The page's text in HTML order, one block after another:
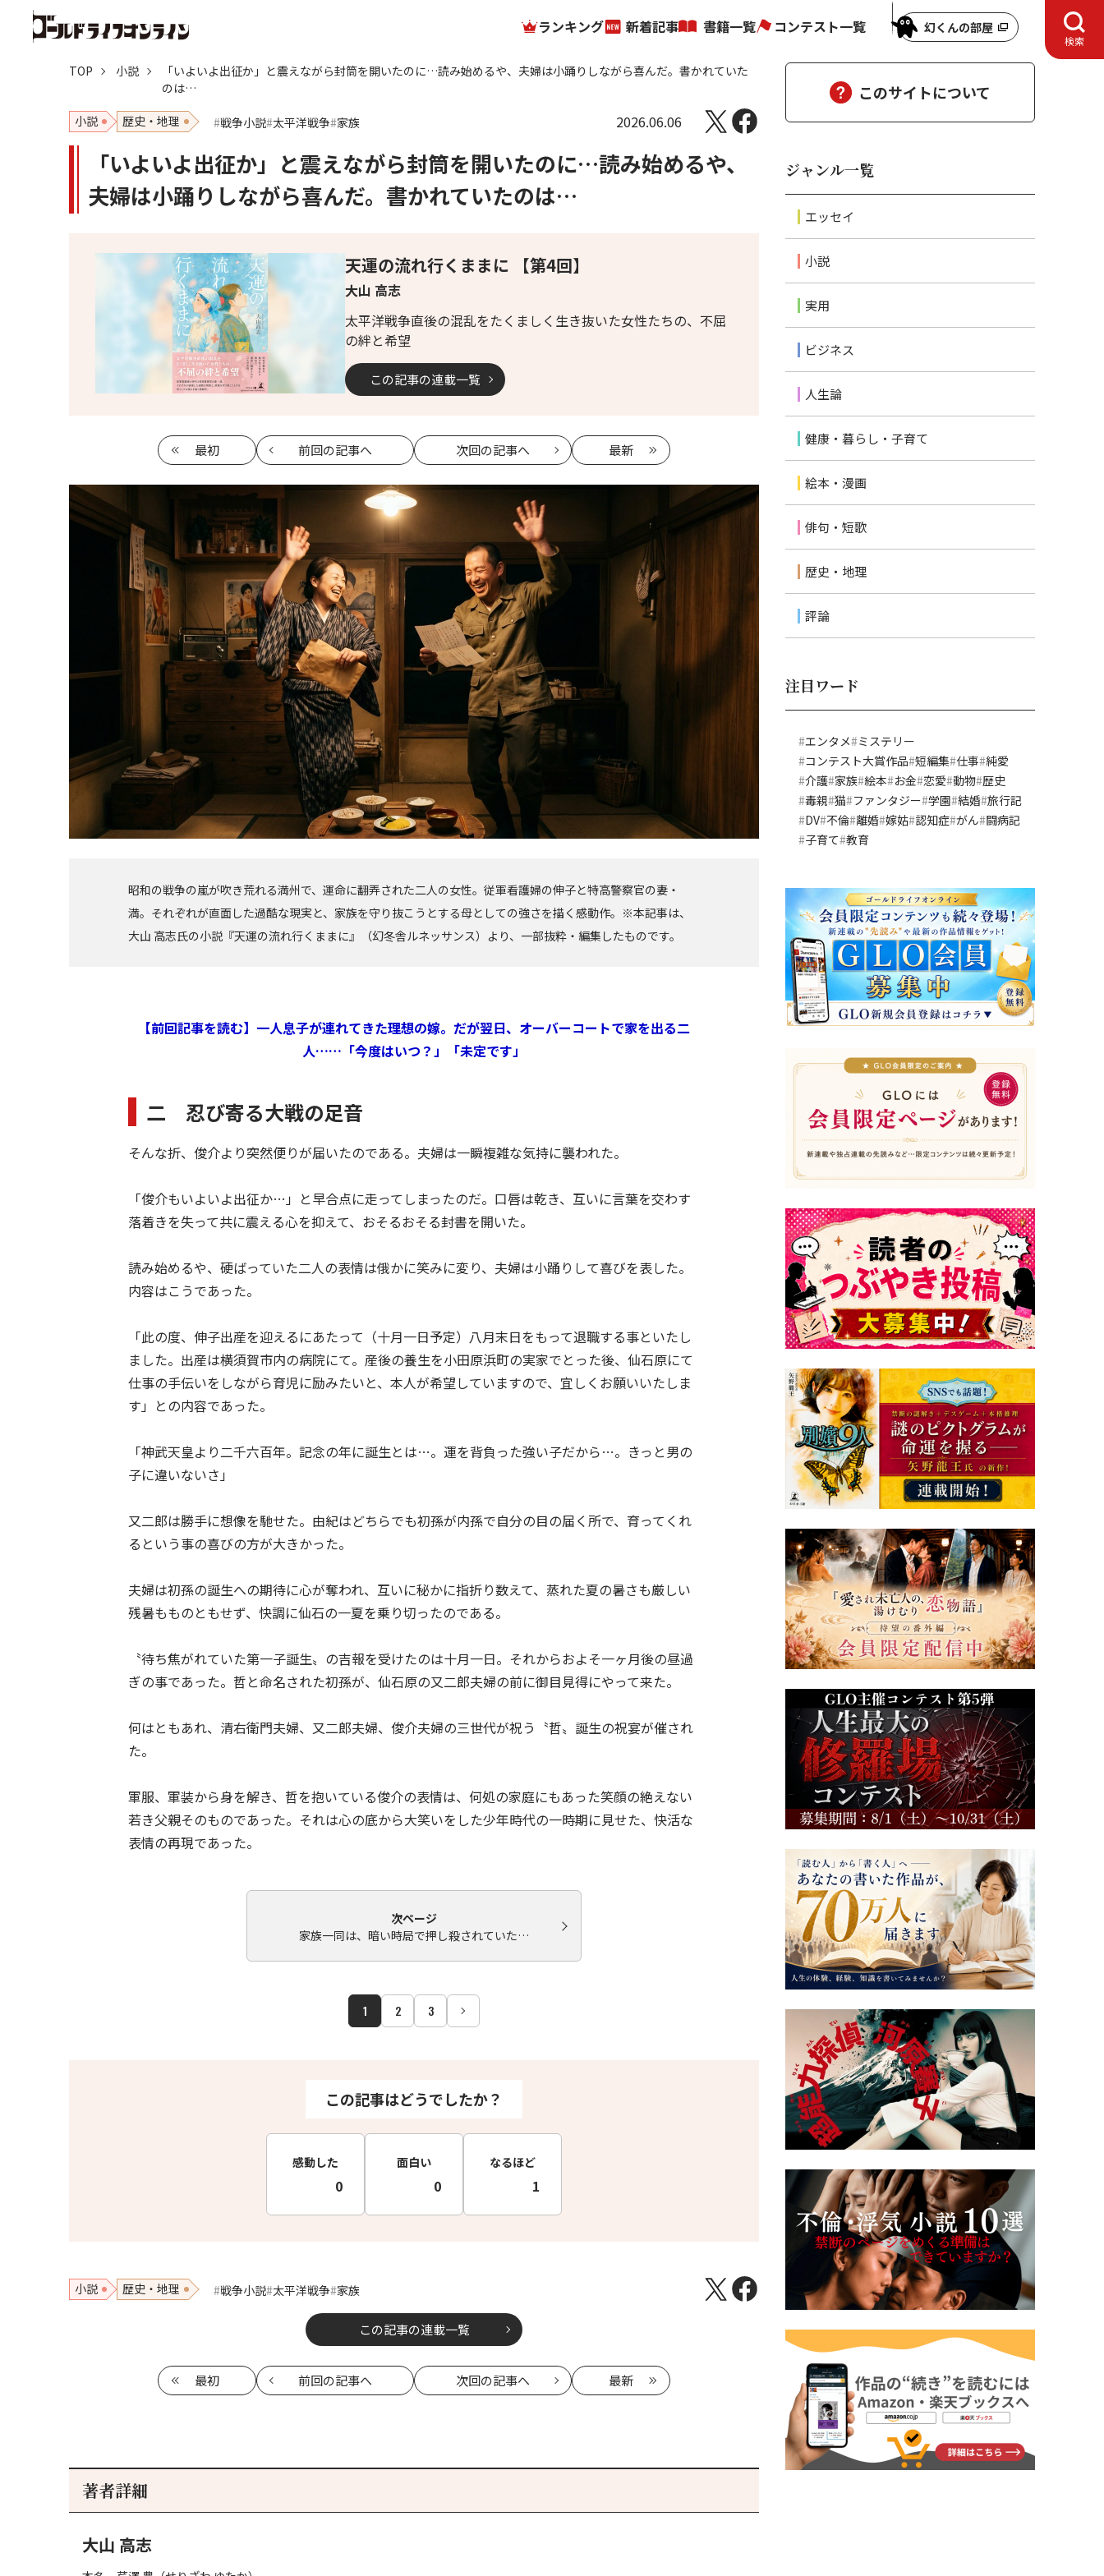
ランキング 新着記事 書籍一覧 コンテスト一覧 幻くんの部屋
検索
TOP 小説
「いよいよ出征か」と震えながら封筒を開いたのに…読み始めるや、夫婦は小踊りしながら喜んだ。書かれていた
のは…
小説
歴史・地理 戦争小説 太平洋戦争 家族 2026.06.06
「いよいよ出征か」と震えながら封筒を開いたのに…読み始めるや、
夫婦は小踊りしながら喜んだ。書かれていたのは…
天運の流れ行くままに 【第4回】
大山 高志
太平洋戦争直後の混乱をたくましく生き抜いた女性たちの、不屈
の絆と希望
この記事の連載一覧
最初 前回の記事へ 次回の記事へ 最新
昭和の戦争の嵐が吹き荒れる満州で、運命に翻弄された二人の女性。従軍看護婦の伸子と特高警察官の妻・
満。それぞれが直面した過酷な現実と、家族を守り抜こうとする母としての強さを描く感動作。※本記事は、
大山 高志氏の小説『天運の流れ行くままに』（幻冬舎ルネッサンス）より、一部抜粋・編集したものです。
【前回記事を読む】一人息子が連れてきた理想の嫁。だが翌日、オーバーコートで家を出る二
人……「今度はいつ？」「未定です」
二 忍び寄る大戦の足音
そんな折、俊介より突然便りが届いたのである。夫婦は一瞬複雑な気持に襲われた。
「俊介もいよいよ出征か…」と早合点に走ってしまったのだ。口唇は乾き、互いに言葉を交わす
落着きを失って共に震える心を抑えて、おそるおそる封書を開いた。
読み始めるや、硬ばっていた二人の表情は俄かに笑みに変り、夫婦は小踊りして喜びを表した。
内容はこうであった。
「此の度、伸子出産を迎えるにあたって（十月一日予定）八月末日をもって退職する事といたし
ました。出産は横須賀市内の病院にて。産後の養生を小田原浜町の実家でとった後、仙石原にて
仕事の手伝いをしながら育児に励みたいと、本人が希望していますので、宜しくお願いいたしま
す」との内容であった。
「神武天皇より二千六百年。記念の年に誕生とは…。運を背負った強い子だから…。きっと男の
子に違いないさ」
又二郎は勝手に想像を馳せた。由紀はどちらでも初孫が内孫で自分の目の届く所で、育ってくれ
るという事の喜びの方が大きかった。
夫婦は初孫の誕生への期待に心が奪われ、互いに秘かに指折り数えて、蒸れた夏の暑さも厳しい
残暑もものともせず、快調に仙石の一夏を乗り切ったのである。
〝待ち焦がれていた第一子誕生〟の吉報を受けたのは十月一日。それからおよそ一ヶ月後の昼過
ぎの事であった。哲と命名された初孫が、仙石原の又二郎夫婦の前に御目見得にやって来た。
何はともあれ、清右衛門夫婦、又二郎夫婦、俊介夫婦の三世代が祝う〝哲〟誕生の祝宴が催され
た。
軍服、軍装から身を解き、哲を抱いている俊介の表情は、何処の家庭にもあった笑顔の絶えない
若き父親そのものであった。それは心の底から大笑いをした少年時代の一時期に見せた、快活な
表情の再現であった。
次ページ
家族一同は、暗い時局で押し殺されていた…
1 2 3
この記事はどうでしたか？
感動した
0
面白い
0
なるほど
1
小説 歴史・地理 戦争小説 太平洋戦争 家族
この記事の連載一覧
最初 前回の記事へ 次回の記事へ 最新
著者詳細
大山 高志
このサイトについて
ジャンル一覧
エッセイ
小説
実用
ビジネス
人生論
健康・暮らし・子育て
絵本・漫画
俳句・短歌
歴史・地理
評論
注目ワード
エンタメ ミステリー
コンテスト大賞作品 短編集 仕事 純愛
介護 家族 絵本 お金 恋愛 動物 歴史
毒親 猫 ファンタジー 学園 結婚 旅行記
DV 不倫 離婚 嫁姑 認知症 がん 闘病記
子育て 教育